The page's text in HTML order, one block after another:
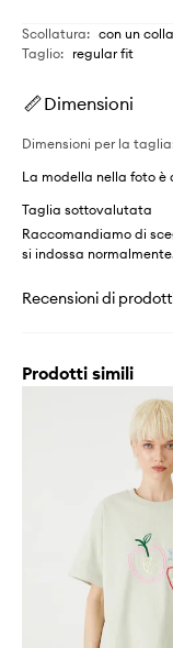
Scollatura: con un
Taglio: regular fit
Dimensioni
Dimensioni per la taglia
La modella nella foto è
Taglia sottovalutata
Raccomandiamo di
si indossa
Recensioni di
Prodotti simili